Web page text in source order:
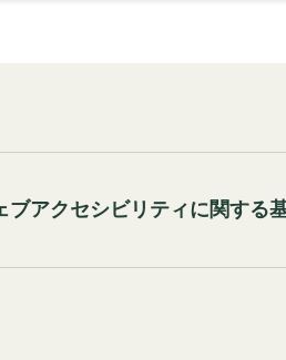
ブアクセシビリティに関する